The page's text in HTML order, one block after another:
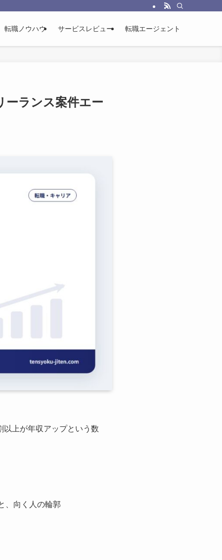
た一次情報をもとに整理する転職総合メディアです。
転職ノウハウ サービスレビュー 転職エージェント
ーランス案件エー
以上が年収アップという数
、向く人の輪郭